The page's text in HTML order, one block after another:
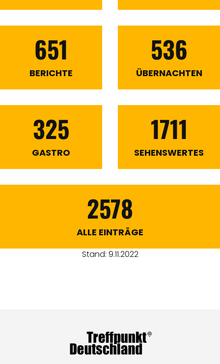
651
BERICHTE
536
ÜBERNACHTEN
325
GASTRO
1711
SEHENSWERTES
2578
ALLE EINTRÄGE
Stand: 9.11.2022